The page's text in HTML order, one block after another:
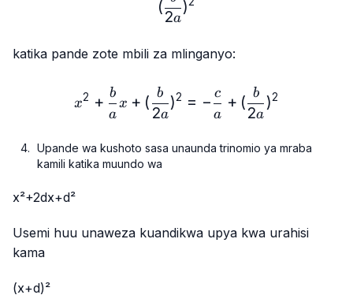
(
2a
)
katika pande zote mbili za mlinganyo:
x2 +
a
b
x + (
2a
b )2 = −
a
c + (
2a
b )2
Upande wa kushoto sasa unaunda trinomio ya mraba
kamili katika muundo wa
x²+2dx+d²
Usemi huu unaweza kuandikwa upya kwa urahisi
kama
(x+d)²